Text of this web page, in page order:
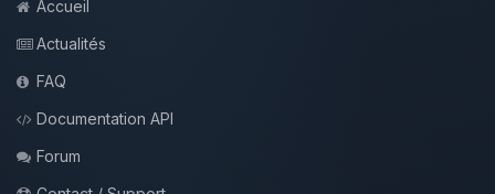
Accueil
Actualités
FAQ
Documentation API
Forum